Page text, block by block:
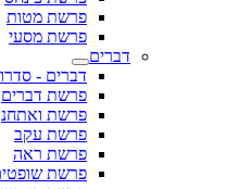
פרשת מטות
פרשת מסעי
דברים
דברים -
פרשת דברים
פרשת
פרשת עקב
פרשת ראה
פרשת